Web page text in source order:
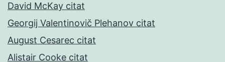
David McKay citat
Georgij Valentinovič Plehanov citat
August Cesarec citat
Alistair Cooke citat